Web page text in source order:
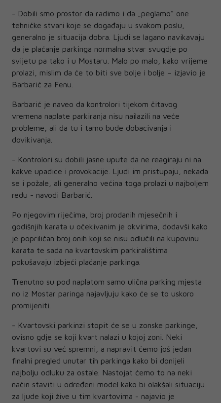
- Dobili smo prostor da radimo i da „peglamo” one
tehničke stvari koje se događaju u svakom poslu,
generalno je situacija dobra. Ljudi se lagano navikavaju
da je plaćanje parkinga normalna stvar svugdje po
svijetu pa tako i u Mostaru. Malo po malo, kako vrijeme
prolazi, mislim da će to biti sve bolje i bolje – izjavio je
Barbarić za Fenu.
Barbarić je naveo da kontrolori tijekom čitavog
vremena naplate parkiranja nisu nailazili na veće
probleme, ali da tu i tamo bude dobacivanja i
dovikivanja.
- Kontrolori su dobili jasne upute da ne reagiraju ni na
kakve upadice i provokacije. Ljudi im pristupaju, nekada
se i požale, ali generalno većina toga prolazi u najboljem
redu - navodi Barbarić.
Po njegovim riječima, broj prodanih mjesečnih i
godišnjih karata u očekivanim je okvirima, dodavši kako
je popriličan broj onih koji se nisu odlučili na kupovinu
karata te sada na kvartovskim parkiralištima
pokušavaju izbjeći plaćanje parkinga.
Trenutno su pod naplatom samo ulična parking mjesta
no iz Mostar paringa najavljuju kako će se to uskoro
promijeniti.
- Kvartovski parkinzi stopit će se u zonske parkinge,
ovisno gdje se koji kvart nalazi u kojoj zoni. Neki
kvartovi su već spremni, a napravit ćemo još jedan
finalni pregled unutar tih parkinga kako bi donijeli
najbolju odluku za ostale. Nastojat ćemo to na neki
način staviti u određeni model kako bi olakšali situaciju
za ljude koji žive u tim kvartovima - najavio je